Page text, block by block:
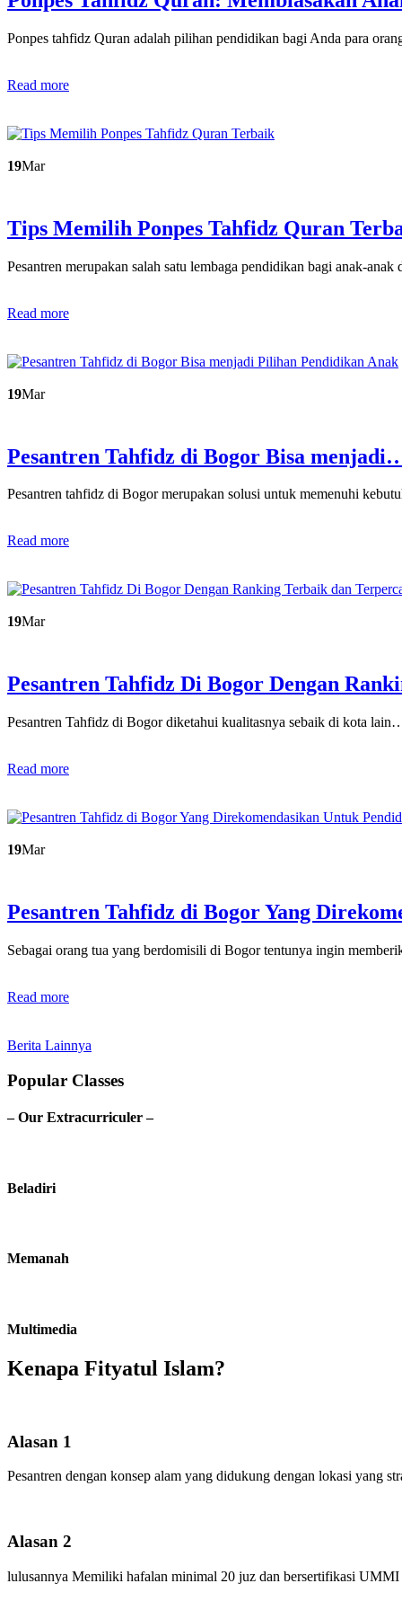
Ponpes tahfidz Quran adalah pilihan pendidikan bagi Anda para
Read more
19Mar
Tips Memilih Ponpes Tahfidz Quran
Pesantren merupakan salah satu lembaga pendidikan bagi anak-
Read more
19Mar
Pesantren Tahfidz di Bogor Bisa
Pesantren tahfidz di Bogor merupakan solusi untuk memenuhi
Read more
19Mar
Pesantren Tahfidz Di Bogor Dengan
Pesantren Tahfidz di Bogor diketahui kualitasnya sebaik di kota
Read more
19Mar
Pesantren Tahfidz di Bogor Yang
Sebagai orang tua yang berdomisili di Bogor tentunya ingin
Read more
Berita Lainnya
Popular Classes
– Our Extracurriculer –
Beladiri
Memanah
Multimedia
Kenapa Fityatul Islam?
Alasan 1
Pesantren dengan konsep alam yang didukung dengan lokasi yang
Alasan 2
lulusannya Memiliki hafalan minimal 20 juz dan bersertifikasi UMMI